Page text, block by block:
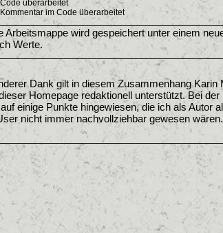
überarbeitet
im Code überarbeitet
Arbeitsmappe wird gespeichert unter einem
Werte.
Dank gilt in diesem Zusammenhang
Homepage redaktionell unterstützt. Bei
einige Punkte hingewiesen, die ich als Autor
nicht immer nachvollziehbar gewesen wären.